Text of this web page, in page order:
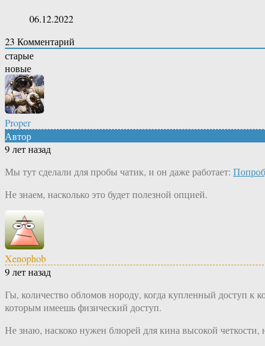
06.12.2022
23 Комментарий
старые
новые
Proper
Автор
9 лет назад
Мы тут сделали для пробы чатик, и он даже работает:
Не знаем, насколько это будет полезной опцией.
Xenophob
9 лет назад
Гы, количество обломов нороду, когда купленный доступ к
которым имеешь физический доступ.
Не знаю, наскоко нужен блюрей для кина высокой четкости,